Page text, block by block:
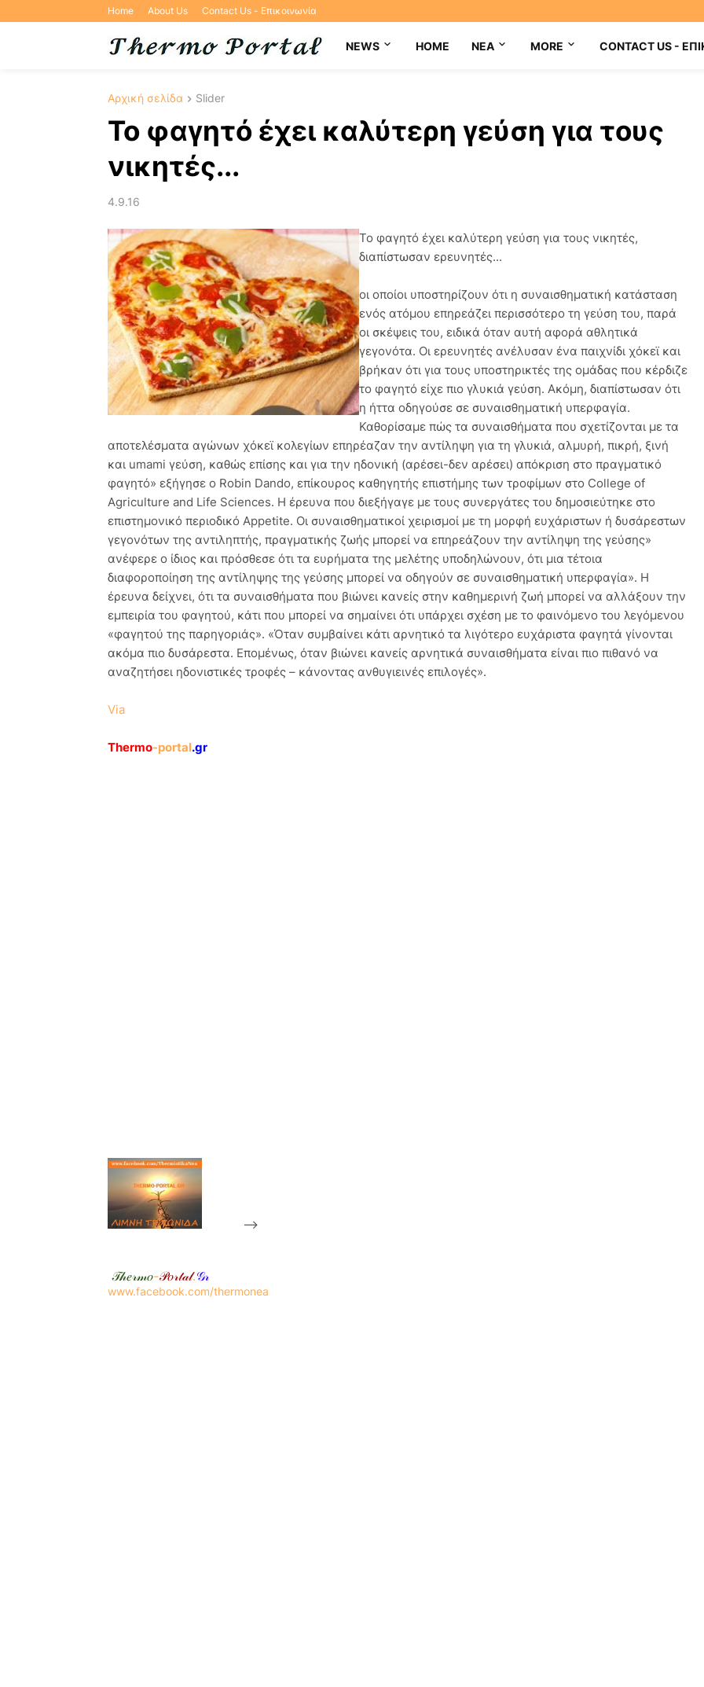
Home About Us Contact Us - Επικοινωνία
NEWS HOME NEA MORE CONTACT US -
Αρχική σελίδα Slider
Το φαγητό έχει καλύτερη γεύση για τους
νικητές...
4.9.16
Το φαγητό έχει καλύτερη γεύση για τους νικητές,
διαπίστωσαν ερευνητές...
οι οποίοι υποστηρίζουν ότι η συναισθηματική κατάσταση
ενός ατόμου επηρεάζει περισσότερο τη γεύση του, παρά
οι σκέψεις του, ειδικά όταν αυτή αφορά αθλητικά
γεγονότα. Οι ερευνητές ανέλυσαν ένα παιχνίδι χόκεϊ και
βρήκαν ότι για τους υποστηρικτές της ομάδας που κέρδιζε
το φαγητό είχε πιο γλυκιά γεύση. Ακόμη, διαπίστωσαν ότι
η ήττα οδηγούσε σε συναισθηματική υπερφαγία.
Καθορίσαμε πώς τα συναισθήματα που σχετίζονται με τα
αποτελέσματα αγώνων χόκεϊ κολεγίων επηρέαζαν την αντίληψη για τη γλυκιά, αλμυρή, πικρή, ξινή
και umami γεύση, καθώς επίσης και για την ηδονική (αρέσει-δεν αρέσει) απόκριση στο πραγματικό
φαγητό» εξήγησε ο Robin Dando, επίκουρος καθηγητής επιστήμης των τροφίμων στο College of
Agriculture and Life Sciences. Η έρευνα που διεξήγαγε με τους συνεργάτες του δημοσιεύτηκε στο
επιστημονικό περιοδικό Appetite. Οι συναισθηματικοί χειρισμοί με τη μορφή ευχάριστων ή δυσάρεστων
γεγονότων της αντιληπτής, πραγματικής ζωής μπορεί να επηρεάζουν την αντίληψη της γεύσης»
ανέφερε ο ίδιος και πρόσθεσε ότι τα ευρήματα της μελέτης υποδηλώνουν, ότι μια τέτοια
διαφοροποίηση της αντίληψης της γεύσης μπορεί να οδηγούν σε συναισθηματική υπερφαγία». Η
έρευνα δείχνει, ότι τα συναισθήματα που βιώνει κανείς στην καθημερινή ζωή μπορεί να αλλάξουν την
εμπειρία του φαγητού, κάτι που μπορεί να σημαίνει ότι υπάρχει σχέση με το φαινόμενο του λεγόμενου
«φαγητού της παρηγοριάς». «Όταν συμβαίνει κάτι αρνητικό τα λιγότερο ευχάριστα φαγητά γίνονται
ακόμα πιο δυσάρεστα. Επομένως, όταν βιώνει κανείς αρνητικά συναισθήματα είναι πιο πιθανό να
αναζητήσει ηδονιστικές τροφές – κάνοντας ανθυγιεινές επιλογές».
Via
Thermo-portal.gr
-->
𝒯𝒽𝑒𝓇𝓂𝑜-𝒫𝑜𝓇𝓉𝒶𝓁.𝒢𝓇
www.facebook.com/thermonea